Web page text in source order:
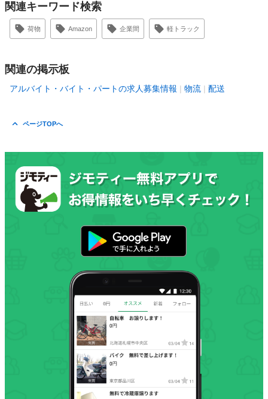
関連キーワード検索
荷物 Amazon 企業間 軽トラック
関連の掲示板
アルバイト・バイト・パートの求人募集情報 物流 配送
ページTOPへ